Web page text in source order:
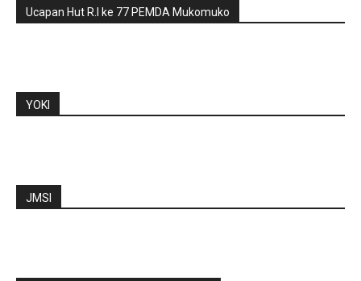
Ucapan Hut R.I ke 77 PEMDA Mukomuko
YOKI
JMSI